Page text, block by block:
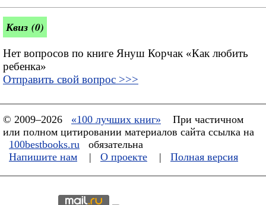
Квиз (0)
Нет вопросов по книге Януш Корчак «Как любить
ребенка»
Отправить свой вопрос >>>
© 2009–2026 «100 лучших книг»
При частичном
или полном цитировании материалов сайта ссылка на
100bestbooks.ru
обязательна
Напишите нам
| О проекте | Полная версия